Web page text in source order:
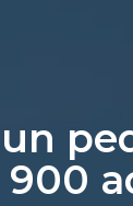
900